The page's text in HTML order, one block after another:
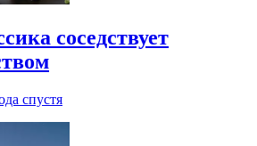
соседствует
спустя